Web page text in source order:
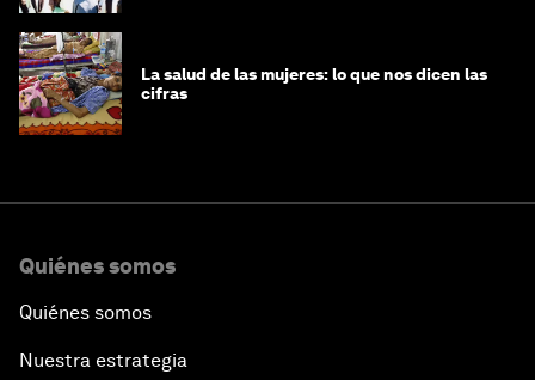
La salud de las mujeres: lo que nos dicen las
cifras
Quiénes somos
Quiénes somos
Nuestra estrategia